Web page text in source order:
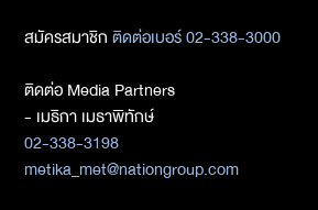
สมัครสมาชิกติดต่อเบอร์ 02-338-3000
ติดต่อ Media Partners
- เมธิกา เมธาพิทักษ์
02-338-3198
metika_met@nationgroup.com